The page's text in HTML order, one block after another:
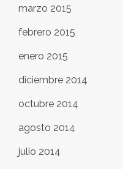
marzo 2015
febrero 2015
enero 2015
diciembre 2014
octubre 2014
agosto 2014
julio 2014